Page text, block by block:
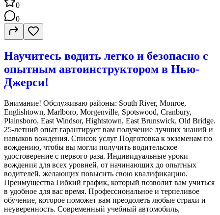
0
0
Научитесь водить легко и безопасно с
опытным автоинструктором в Нью-
Джерси!
Внимание! Обслуживаю районы: South River, Monroe,
Englishtown, Marlboro, Morgenville, Spotswood, Cranbury,
Plainsboro, East Windsor, Hightstown, East Brunswick, Old Bridge.
25-летний опыт гарантирует вам получение лучших знаний и
навыков вождения. Список услуг Подготовка к экзаменам по
вождению, чтобы вы могли получить водительское
удостоверение с первого раза. Индивидуальные уроки
вождения для всех уровней, от начинающих до опытных
водителей, желающих повысить свою квалификацию.
Преимущества Гибкий график, который позволит вам учиться
в удобное для вас время. Профессиональное и терпеливое
обучение, которое поможет вам преодолеть любые страхи и
неуверенность. Современный учебный автомобиль,